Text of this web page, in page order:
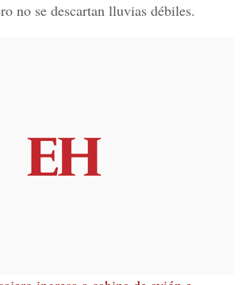
no se descartan lluvias débiles.